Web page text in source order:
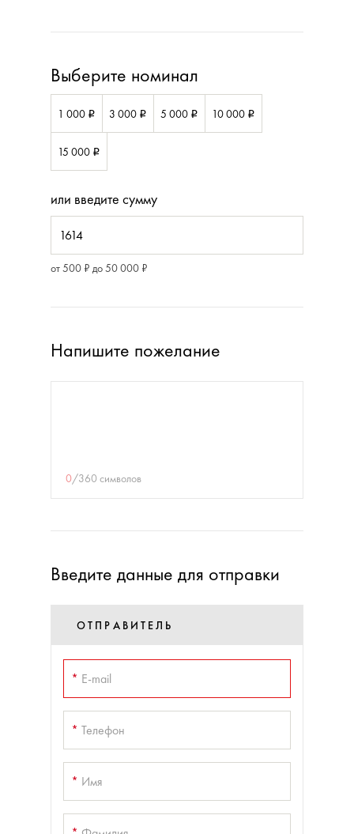
Выберите номинал
1 000 i 3 000 i 5 000 i 10 000 i
15 000 i
или введите сумму
от 500 ₽ до 50 000 ₽
Напишите пожелание
0/360 символов
Введите данные для отправки
ОТПРАВИТЕЛЬ
* E-mail
* Телефон
* Имя